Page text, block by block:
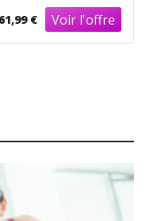
Gymnastique à
61,99 €